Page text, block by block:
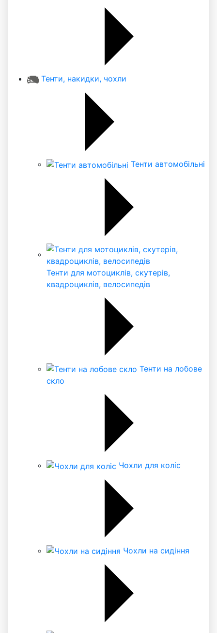
Тенти, накидки, чохли
Тенти автомобільні
Тенти для мотоциклів, скутерів,
квадроциклів, велосипедів
Тенти на лобове
скло
Чохли для коліс
Чохли на сидіння